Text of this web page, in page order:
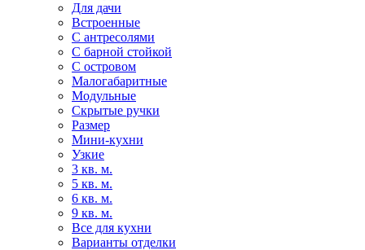
Для дачи
Встроенные
С антресолями
С барной стойкой
С островом
Малогабаритные
Модульные
Скрытые ручки
Размер
Мини-кухни
Узкие
3 кв. м.
5 кв. м.
6 кв. м.
9 кв. м.
Все для кухни
Варианты отделки